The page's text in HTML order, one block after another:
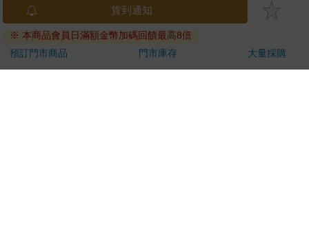
一併告知，廠商將保留出貨與否的權利。
提醒您！！
金石堂及銀行均不會請您操作ATM! 如接獲電話要求您前往
ATM提款機，請不要聽從指示，以免受騙上當！